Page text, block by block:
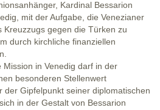
Kardinal Bessarion
mit der Aufgabe, die Venezianer
Kreuzzugs gegen die Türken zu
durch kirchliche finanziellen
Mission in Venedig darf in der
besonderen Stellenwert
der Gipfelpunkt seiner diplomatischen
in der Gestalt von Bessarion